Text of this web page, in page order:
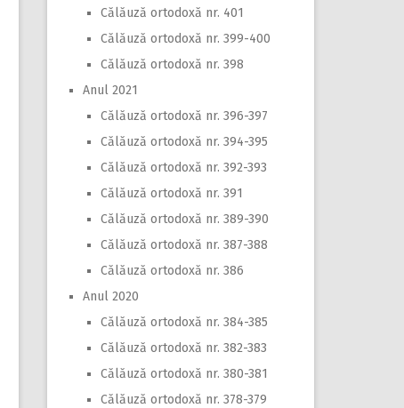
Călăuză ortodoxă nr. 401
Călăuză ortodoxă nr. 399-400
Călăuză ortodoxă nr. 398
Anul 2021
Călăuză ortodoxă nr. 396-397
Călăuză ortodoxă nr. 394-395
Călăuză ortodoxă nr. 392-393
Călăuză ortodoxă nr. 391
Călăuză ortodoxă nr. 389-390
Călăuză ortodoxă nr. 387-388
Călăuză ortodoxă nr. 386
Anul 2020
Călăuză ortodoxă nr. 384-385
Călăuză ortodoxă nr. 382-383
Călăuză ortodoxă nr. 380-381
Călăuză ortodoxă nr. 378-379